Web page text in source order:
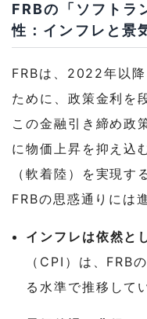
FRBの「ソフトラ
性 ：インフレと景
FRBは、2022年以
ために、政策金利を
この金融引き締め政
に物価上昇を抑え込
（軟着陸）を実現す
FRBの思惑通りには
インフレは依然と
（CPI）は、FRB
る水準で推移して